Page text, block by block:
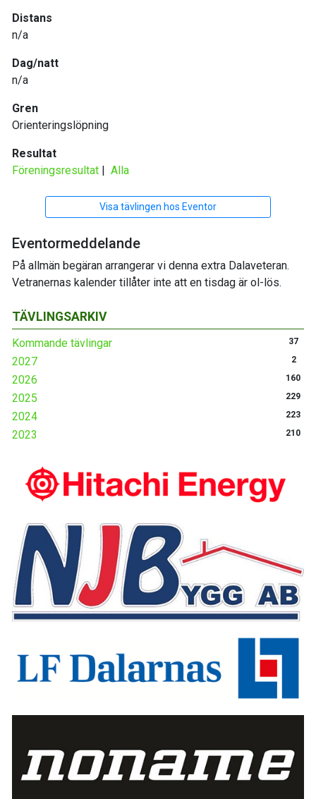
TÄVLINGSARKIV
Kommande tävlingar 37
2027 2
2026 160
2025 229
2024 223
2023 210
Distans
n/a
Dag/natt
n/a
Gren
Orienteringslöpning
Resultat
Föreningsresultat | Alla
Visa tävlingen hos Eventor
Eventormeddelande
På allmän begäran arrangerar vi denna extra Dalaveteran.
Vetranernas kalender tillåter inte att en tisdag är ol-lös.